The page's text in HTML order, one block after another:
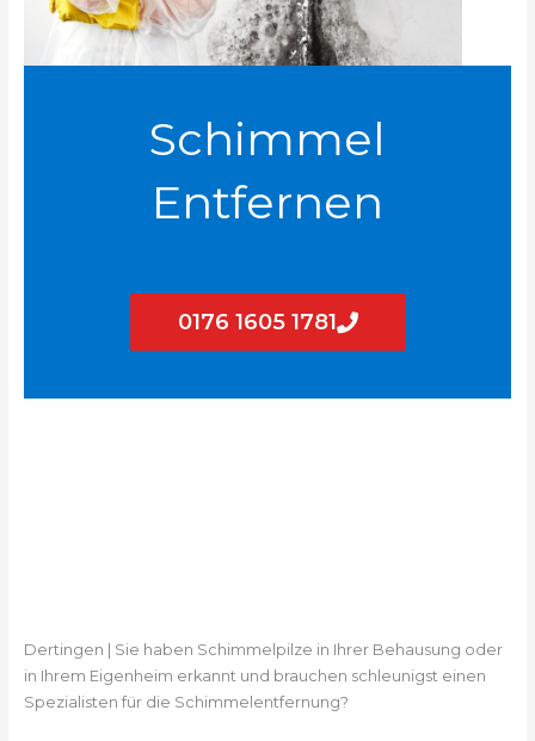
Schimmel
Entfernen
0176 1605 1781
Dertingen | Sie haben Schimmelpilze in Ihrer Behausung oder
in Ihrem Eigenheim erkannt und brauchen schleunigst einen
Spezialisten für die Schimmelentfernung?